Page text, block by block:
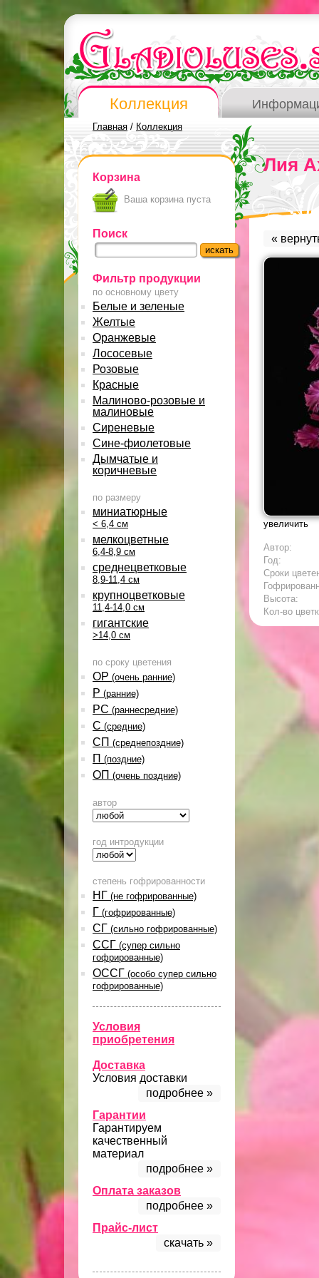
Коллекция
Главная / Коллекция
Корзина
Ваша корзина пуста
Поиск
Фильтр продукции
по основному цвету
Белые и зеленые
Желтые
Оранжевые
Лососевые
Розовые
Красные
Малиново-розовые и
малиновые
Сиреневые
Сине-фиолетовые
Дымчатые и
коричневые
по размеру
миниатюрные
< 6,4 см
мелкоцветные
6,4-8,9 см
среднецветковые
8,9-11,4 см
крупноцветковые
11,4-14,0 см
гигантские
>14,0 см
по сроку цветения
ОР (очень ранние)
Р (ранние)
РС (раннесредние)
С (средние)
СП (среднепоздние)
П (поздние)
ОП (очень поздние)
автор
год интродукции
степень гофрированности
НГ (не гофрированные)
Г (гофрированные)
СГ (сильно гофрированные)
ССГ (супер сильно
гофрированные)
ОССГ (особо супер сильно
гофрированные)
Условия
приобретения
Доставка
Условия доставки
подробнее »
Гарантии
Гарантируем
качественный
материал
подробнее »
Оплата заказов
подробнее »
Прайс-лист
скачать »
Лия
«
увеличить
Автор:
Год:
Сроки
Высота:
Кол-во